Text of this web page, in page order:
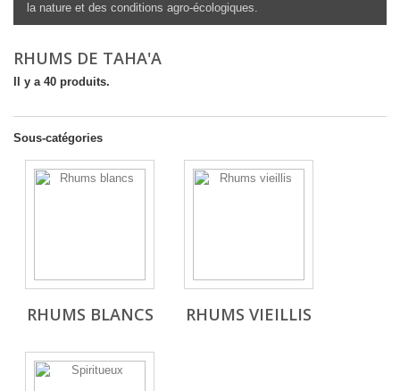
la nature et des conditions agro-écologiques.
RHUMS DE TAHA'A
Il y a 40 produits.
Sous-catégories
RHUMS BLANCS RHUMS VIEILLIS